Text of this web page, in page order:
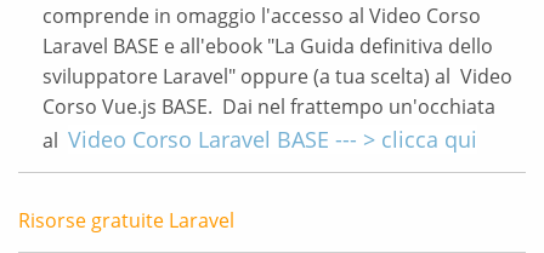
comprende in omaggio l'accesso al Video Corso
Laravel BASE e all'ebook "La Guida definitiva dello
sviluppatore Laravel" oppure (a tua scelta) al Video
Corso Vue.js BASE. Dai nel frattempo un'occhiata
al Video Corso Laravel BASE --- > clicca qui
Risorse gratuite Laravel